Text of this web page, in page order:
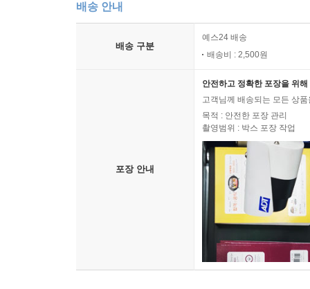
배송 안내
배송 구분
예스24 배송
배송비 : 2,500원
포장 안내
안전하고 정확한 포장을 위
고객님께 배송되는 모든 상
목적 : 안전한 포장 관리
촬영범위 : 박스 포장 작업